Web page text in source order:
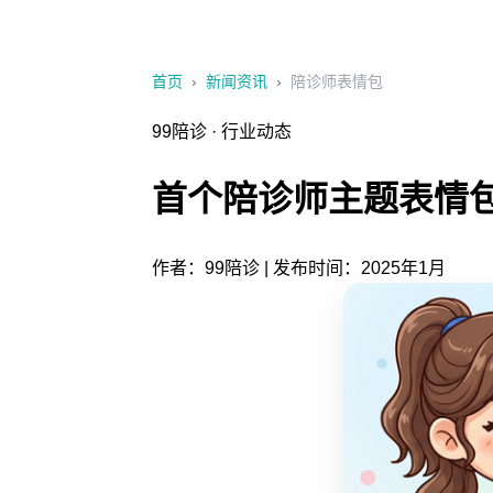
首页 › 新闻资讯 › 陪诊师表情包
99陪诊 · 行业动态
首个陪诊师主题表情
作者：99陪诊 | 发布时间：2025年1月